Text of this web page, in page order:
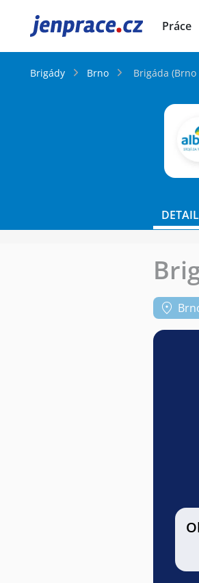
JenPráce.cz Práce
Brigády Brno Brigáda (Brno